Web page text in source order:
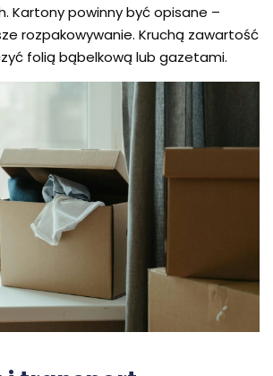
Kartony powinny być opisane –
rozpakowywanie. Kruchą zawartość
folią bąbelkową lub gazetami.